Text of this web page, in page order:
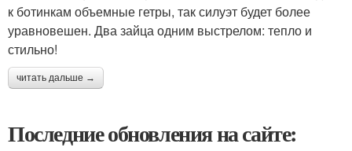
к ботинкам объемные гетры, так силуэт будет более
уравновешен. Два зайца одним выстрелом: тепло и
стильно!
читать дальше →
Последние обновления на сайте: